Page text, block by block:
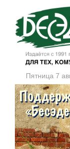
Пятница 7